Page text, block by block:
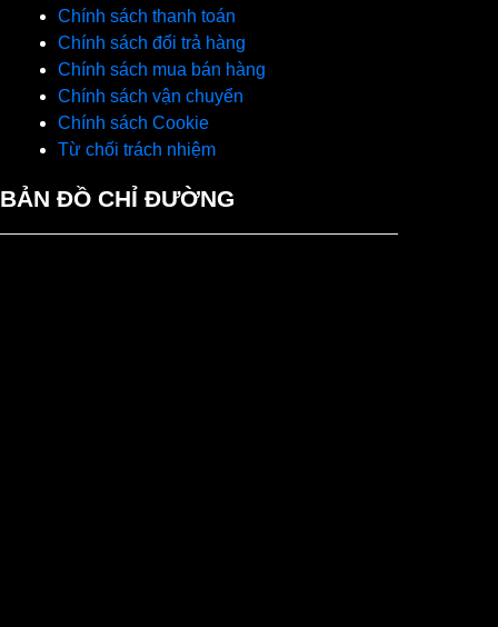
Chính sách thanh toán
Chính sách đổi trả hàng
Chính sách mua bán hàng
Chính sách vận chuyển
Chính sách Cookie
Từ chối trách nhiệm
BẢN ĐỒ CHỈ ĐƯỜNG